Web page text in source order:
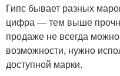
Гипс бывает разных
цифра — тем выше
продаже не всегда
возможности, нужно
доступной марки.